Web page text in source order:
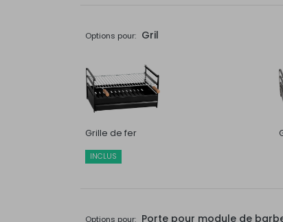
Options pour: Gril
Grille de fer
INCLUS
Options pour: Porte pour module de